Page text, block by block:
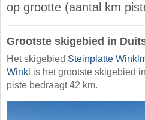
op grootte (aantal km
Grootste skigebied in
Het skigebied Steinplatte
Winkl is het grootste skigebied
piste bedraagt 42 km.